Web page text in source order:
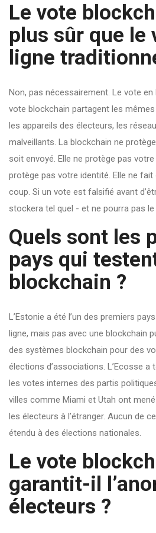
Le vote
plus sûr que le
ligne
Non, pas nécessairement. Le vote
vote blockchain partagent les
les appareils des électeurs, les
malveillants. La blockchain ne
soit envoyé. Elle ne protège pas votre
protège pas votre identité. Elle ne
coup. Si un vote est falsifié avant
stockera tel quel - et ne pourra pas le
Quels sont les
pays qui
blockchain ?
L’Estonie a été l’un des premiers
ligne, mais pas avec une blockchain
des systèmes blockchain pour des
élections d’associations. L’Ecosse
les votes internes des partis
villes comme Miami et Utah ont
les électeurs à l’étranger. Aucun de
étendu à des élections nationales.
Le vote
garantit-il
électeurs ?